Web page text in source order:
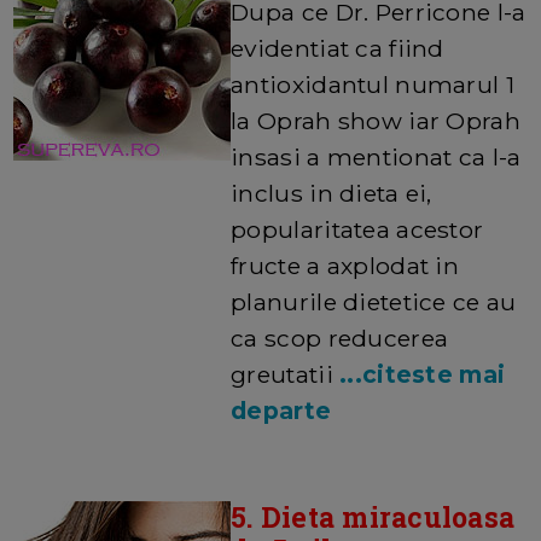
Dupa ce Dr. Perricone l-a
evidentiat ca fiind
antioxidantul numarul 1
la Oprah show iar Oprah
insasi a mentionat ca l-a
inclus in dieta ei,
popularitatea acestor
fructe a axplodat in
planurile dietetice ce au
ca scop reducerea
greutatii ...citeste mai
departe
5. Dieta miraculoasa